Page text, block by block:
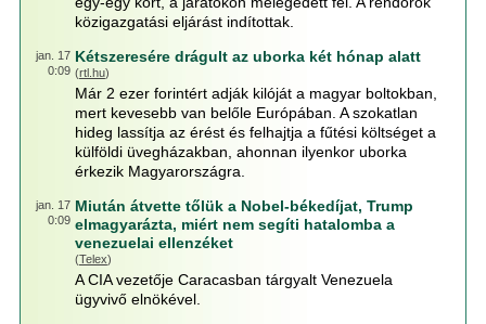
közigazgatási eljárást indítottak.
jan. 17
0:09
Kétszeresére drágult az uborka két hónap alatt
(rtl.hu)
Már 2 ezer forintért adják kilóját a magyar boltokban,
mert kevesebb van belőle Európában. A szokatlan
hideg lassítja az érést és felhajtja a fűtési költséget a
külföldi üvegházakban, ahonnan ilyenkor uborka
érkezik Magyarországra.
jan. 17
0:09
Miután átvette tőlük a Nobel-békedíjat, Trump
elmagyarázta, miért nem segíti hatalomba a
venezuelai ellenzéket
(Telex)
A CIA vezetője Caracasban tárgyalt Venezuela
ügyvivő elnökével.